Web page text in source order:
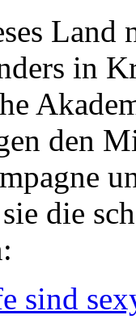
Land
in
den
die
sind